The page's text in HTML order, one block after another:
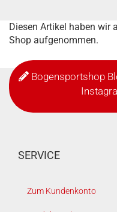
Diesen Artikel haben wir
Shop aufgenommen.
Bogensportshop
SERVICE
Zum Kundenkonto